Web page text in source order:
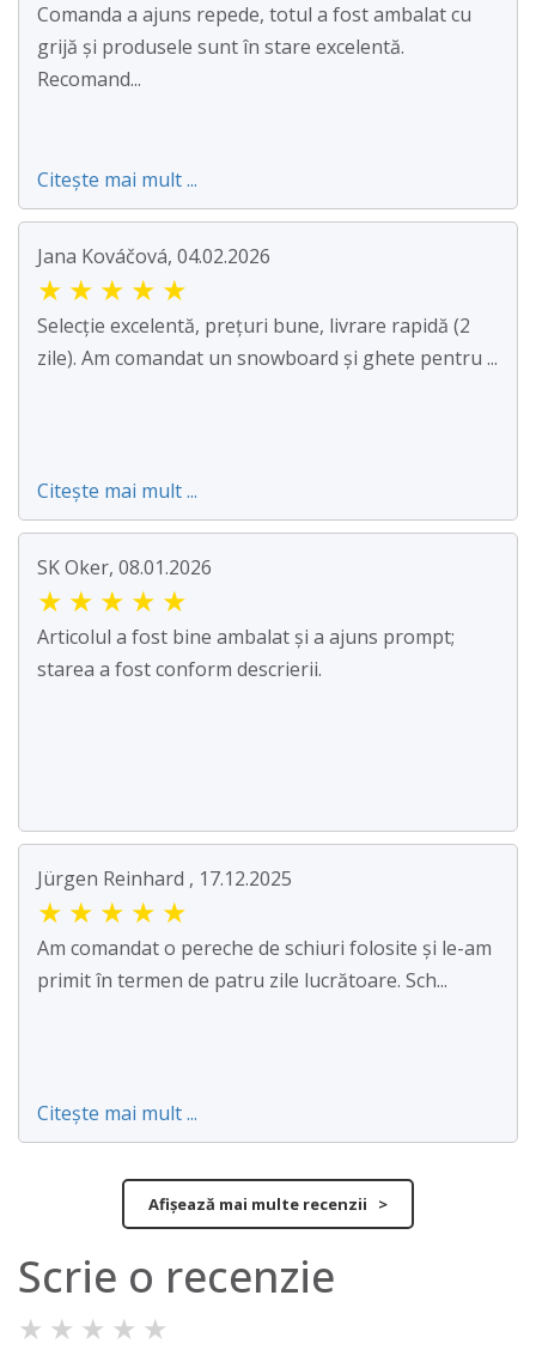
Comanda a ajuns repede, totul a fost ambalat cu
grijă și produsele sunt în stare excelentă.
Recomand...
Citește mai mult ...
Jana Kováčová, 04.02.2026
★ ★ ★ ★ ★
Selecție excelentă, prețuri bune, livrare rapidă (2
zile). Am comandat un snowboard și ghete pentru ...
Citește mai mult ...
SK Oker, 08.01.2026
★ ★ ★ ★ ★
Articolul a fost bine ambalat și a ajuns prompt;
starea a fost conform descrierii.
Jürgen Reinhard , 17.12.2025
★ ★ ★ ★ ★
Am comandat o pereche de schiuri folosite și le-am
primit în termen de patru zile lucrătoare. Sch...
Citește mai mult ...
Afișează mai multe recenzii >
Scrie o recenzie
★ ★ ★ ★ ★